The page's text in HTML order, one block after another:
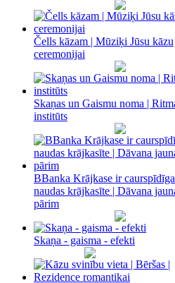
Čells kāzam | Mūziķi Jūsu kāzu
ceremonijai
Skaņas un Gaismu noma‎ |
institūts
BBanka Krājkase ir caurspīdīga
naudas krājkasīte | Dāvana
pārim
Skaņa - gaisma - efekti